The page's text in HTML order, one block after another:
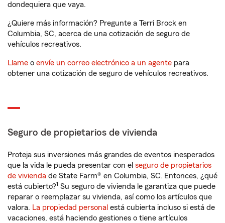
dondequiera que vaya.
¿Quiere más información? Pregunte a Terri Brock en
Columbia, SC, acerca de una cotización de seguro de
vehículos recreativos.
Llame o envíe un correo electrónico a un agente para
obtener una cotización de seguro de vehículos recreativos.
Seguro de propietarios de vivienda
Proteja sus inversiones más grandes de eventos inesperados
que la vida le pueda presentar con el seguro de propietarios
de vivienda de State Farm® en Columbia, SC. Entonces, ¿qué
está cubierto?1 Su seguro de vivienda le garantiza que puede
reparar o reemplazar su vivienda, así como los artículos que
valora. La propiedad personal está cubierta incluso si está de
vacaciones, está haciendo gestiones o tiene artículos